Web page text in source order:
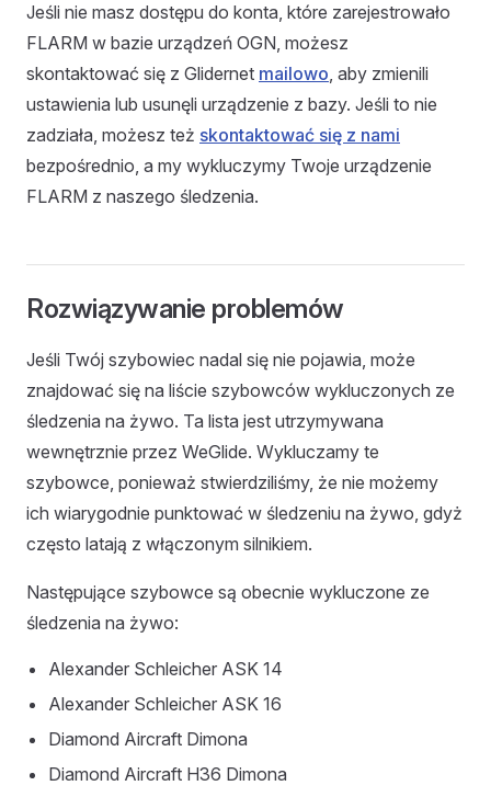
Jeśli nie masz dostępu do konta, które zarejestrowało
FLARM w bazie urządzeń OGN, możesz
skontaktować się z Glidernet mailowo, aby zmienili
ustawienia lub usunęli urządzenie z bazy. Jeśli to nie
zadziała, możesz też skontaktować się z nami
bezpośrednio, a my wykluczymy Twoje urządzenie
FLARM z naszego śledzenia.
Rozwiązywanie problemów
Jeśli Twój szybowiec nadal się nie pojawia, może
znajdować się na liście szybowców wykluczonych ze
śledzenia na żywo. Ta lista jest utrzymywana
wewnętrznie przez WeGlide. Wykluczamy te
szybowce, ponieważ stwierdziliśmy, że nie możemy
ich wiarygodnie punktować w śledzeniu na żywo, gdyż
często latają z włączonym silnikiem.
Następujące szybowce są obecnie wykluczone ze
śledzenia na żywo:
Alexander Schleicher ASK 14
Alexander Schleicher ASK 16
Diamond Aircraft Dimona
Diamond Aircraft H36 Dimona